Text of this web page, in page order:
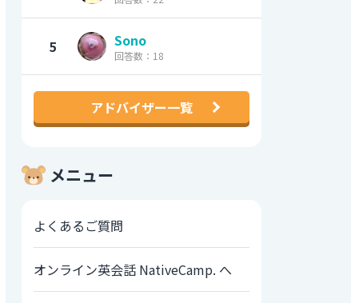
5 Sono
回答数：18
アドバイザー一覧
メニュー
よくあるご質問
オンライン英会話 NativeCamp. へ